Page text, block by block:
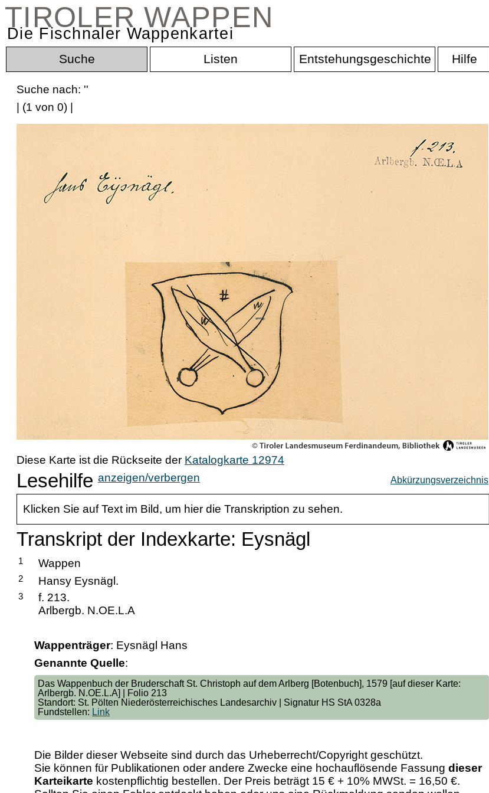
TIROLER WAPPEN
Die Fischnaler Wappenkartei
Suche Listen Entstehungsgeschichte Hilfe
Suche nach: ''
| (1 von 0) |
Diese Karte ist die Rückseite der Katalogkarte 12974
Lesehilfe anzeigen/verbergen Abkürzungsverzeichnis
Klicken Sie auf Text im Bild, um hier die Transkription zu sehen.
Transkript der Indexkarte: Eysnägl
1 Wappen
2 Hansy Eysnägl.
3
f. 213.
Arlbergb. N.OE.L.A
Wappenträger: Eysnägl Hans
Genannte Quelle:
Das Wappenbuch der Bruderschaft St. Christoph auf dem Arlberg [Botenbuch], 1579 [auf dieser Karte:
Arlbergb. N.OE.L.A] | Folio 213
Standort: St. Pölten Niederösterreichisches Landesarchiv | Signatur HS StA 0328a
Fundstellen: Link
Die Bilder dieser Webseite sind durch das Urheberrecht/Copyright geschützt.
Sie können für Publikationen oder andere Zwecke eine hochauflösende Fassung dieser
Karteikarte kostenpflichtig bestellen. Der Preis beträgt 15 € + 10% MWSt. = 16,50 €.